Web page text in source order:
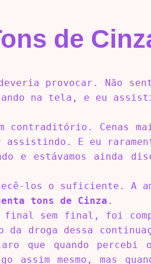
de
provocar. Não
na tela, e eu
Cenas
E eu
e estávamos ainda
los o suficiente. A
tons de Cinza .
sem final, foi
droga dessa
que quando percebi
mesmo, mas